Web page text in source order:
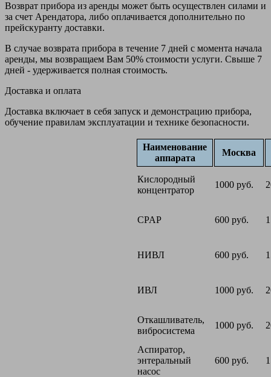
Возврат прибора из аренды может быть осуществлен силами и
за счет Арендатора, либо оплачивается дополнительно по
прейскуранту доставки.
В случае возврата прибора в течение 7 дней с момента начала
аренды, мы возвращаем Вам 50% стоимости услуги. Свыше 7
дней - удерживается полная стоимость.
Доставка и оплата
Доставка включает в себя запуск и демонстрацию прибора,
обучение правилам эксплуатации и технике безопасности.
Наименование
аппарата
Москва
Кислородный
концентратор
1000 руб.
CPAP 600 руб.
НИВЛ 600 руб.
ИВЛ 1000 руб.
Откашливатель,
вибросистема
1000 руб.
Аспиратор,
энтеральный
насос
600 руб.